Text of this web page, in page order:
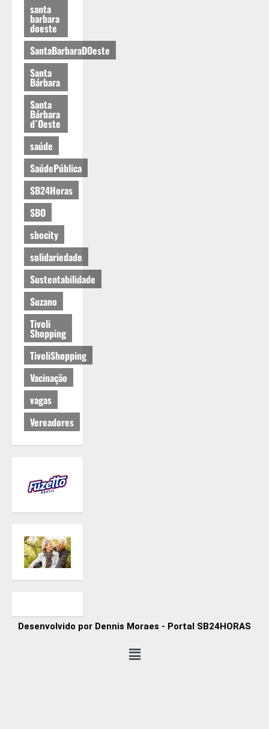
santa
barbara
doeste
SantaBarbaraDOeste
Santa
Bárbara
Santa
Bárbara
d´Oeste
saúde
SaúdePública
SB24Horas
SBO
sbocity
solidariedade
Sustentabilidade
Suzano
Tivoli
Shopping
TivoliShopping
Vacinação
vagas
Vereadores
Desenvolvido por Dennis Moraes - Portal SB24HORAS